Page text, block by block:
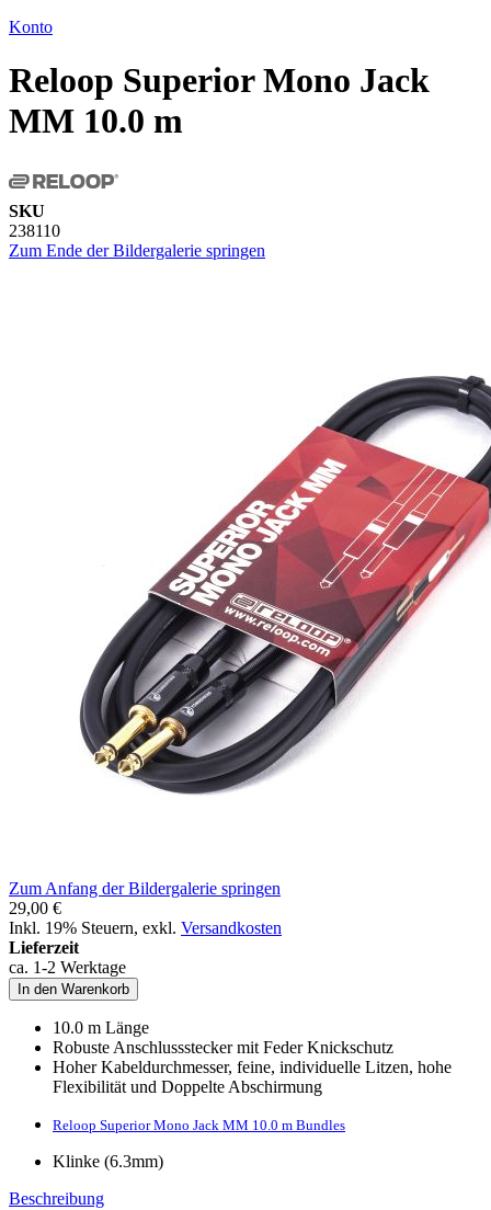
Konto
Reloop Superior Mono Jack
MM 10.0 m
SKU
238110
Zum Ende der Bildergalerie springen
Zum Anfang der Bildergalerie springen
29,00 €
Inkl. 19% Steuern, exkl. Versandkosten
Lieferzeit
ca. 1-2 Werktage
In den Warenkorb
10.0 m Länge
Robuste Anschlussstecker mit Feder Knickschutz
Hoher Kabeldurchmesser, feine, individuelle Litzen, hohe
Flexibilität und Doppelte Abschirmung
Reloop Superior Mono Jack MM 10.0 m Bundles
Klinke (6.3mm)
Beschreibung